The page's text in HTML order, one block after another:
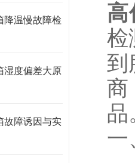
降温慢故障检
湿度偏差大原
故障诱因与实
高
检
到
商
品
一